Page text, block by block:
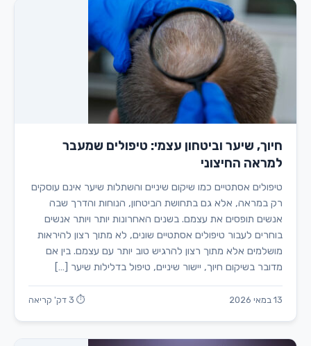
חיוך, שיער וביטחון עצמי: טיפולים שמעבר
למראה החיצוני
טיפולים אסתטיים כמו שיקום שיניים והשתלות שיער אינם עוסקים
רק במראה, אלא גם בתחושת הביטחון, הנוחות והדרך שבה
אנשים תופסים את עצמם. בשנים האחרונות יותר ויותר אנשים
בוחרים לעבור טיפולים אסתטיים שונים, לא מתוך רצון להיראות
מושלמים אלא מתוך רצון להרגיש טוב יותר עם עצמם. בין אם
מדובר בשיקום חיוך, יישור שיניים, טיפול בדלילות שיער […]
13 במאי 2026 ⏱ 3 דק' קריאה